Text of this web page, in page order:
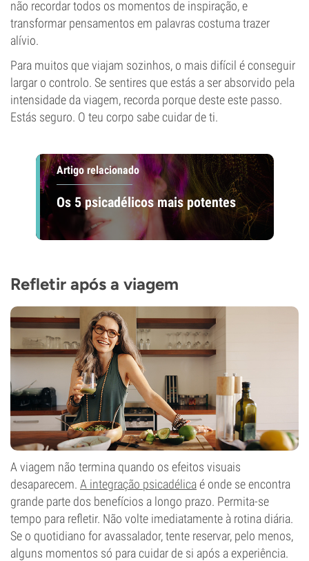
não recordar todos os momentos de inspiração, e
transformar pensamentos em palavras costuma trazer
alívio.
Para muitos que viajam sozinhos, o mais difícil é conseguir
largar o controlo. Se sentires que estás a ser absorvido pela
intensidade da viagem, recorda porque deste este passo.
Estás seguro. O teu corpo sabe cuidar de ti.
Artigo relacionado
Os 5 psicadélicos mais potentes
Refletir após a viagem
A viagem não termina quando os efeitos visuais
desaparecem. A integração psicadélicaé onde se encontra
grande parte dos benefícios a longo prazo. Permita-se
tempo para refletir. Não volte imediatamente à rotina diária.
Se o quotidiano for avassalador, tente reservar, pelo menos,
alguns momentos só para cuidar de si após a experiência.